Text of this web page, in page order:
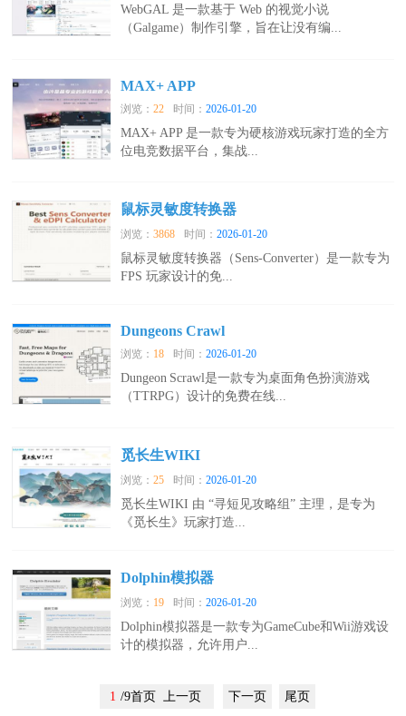
WebGAL 是一款基于 Web 的视觉小说
（Galgame）制作引擎，旨在让没有编...
MAX+ APP
浏览：22 时间：2026-01-20
MAX+ APP 是一款专为硬核游戏玩家打造的全方
位电竞数据平台，集战...
鼠标灵敏度转换器
浏览：3868 时间：2026-01-20
鼠标灵敏度转换器（Sens‑Converter）是一款专为
FPS 玩家设计的免...
Dungeons Crawl
浏览： 18 时间：2026-01-20
Dungeon Scrawl是一款专为桌面角色扮演游戏
（TTRPG）设计的免费在线...
觅长生WIKI
浏览：25 时间：2026-01-20
觅长生WIKI 由 “寻短见攻略组” 主理，是专为
《觅长生》玩家打造...
Dolphin模拟器
浏览： 19 时间：2026-01-20
Dolphin模拟器是一款专为GameCube和Wii游戏设
计的模拟器，允许用户...
1 /9首页 上一页 下一页 尾页